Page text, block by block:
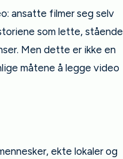
ansatte filmer seg selv
som lette, stående
Men dette er ikke en
måtene å legge video
ekte lokaler og